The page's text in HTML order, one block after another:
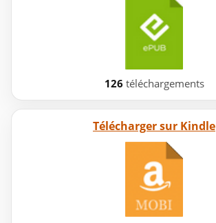
126 téléchargements
Télécharger sur Kindle